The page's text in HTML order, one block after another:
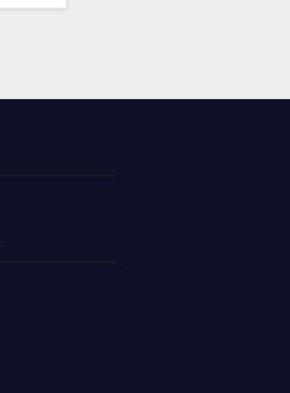
¥299.00。